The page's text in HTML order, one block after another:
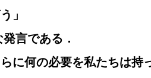
」
言である．
らに何の必要を私たちは